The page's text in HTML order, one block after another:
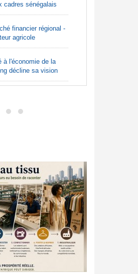
cadres sénégalais
financier régional -
agricole
à l'économie de la
décline sa vision